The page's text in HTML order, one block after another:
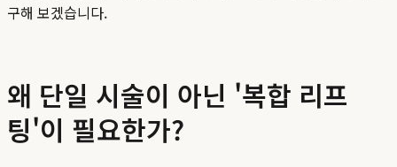
구해 보겠습니다.
왜 단일 시술이 아닌 '복합 리프
팅'이 필요한가?